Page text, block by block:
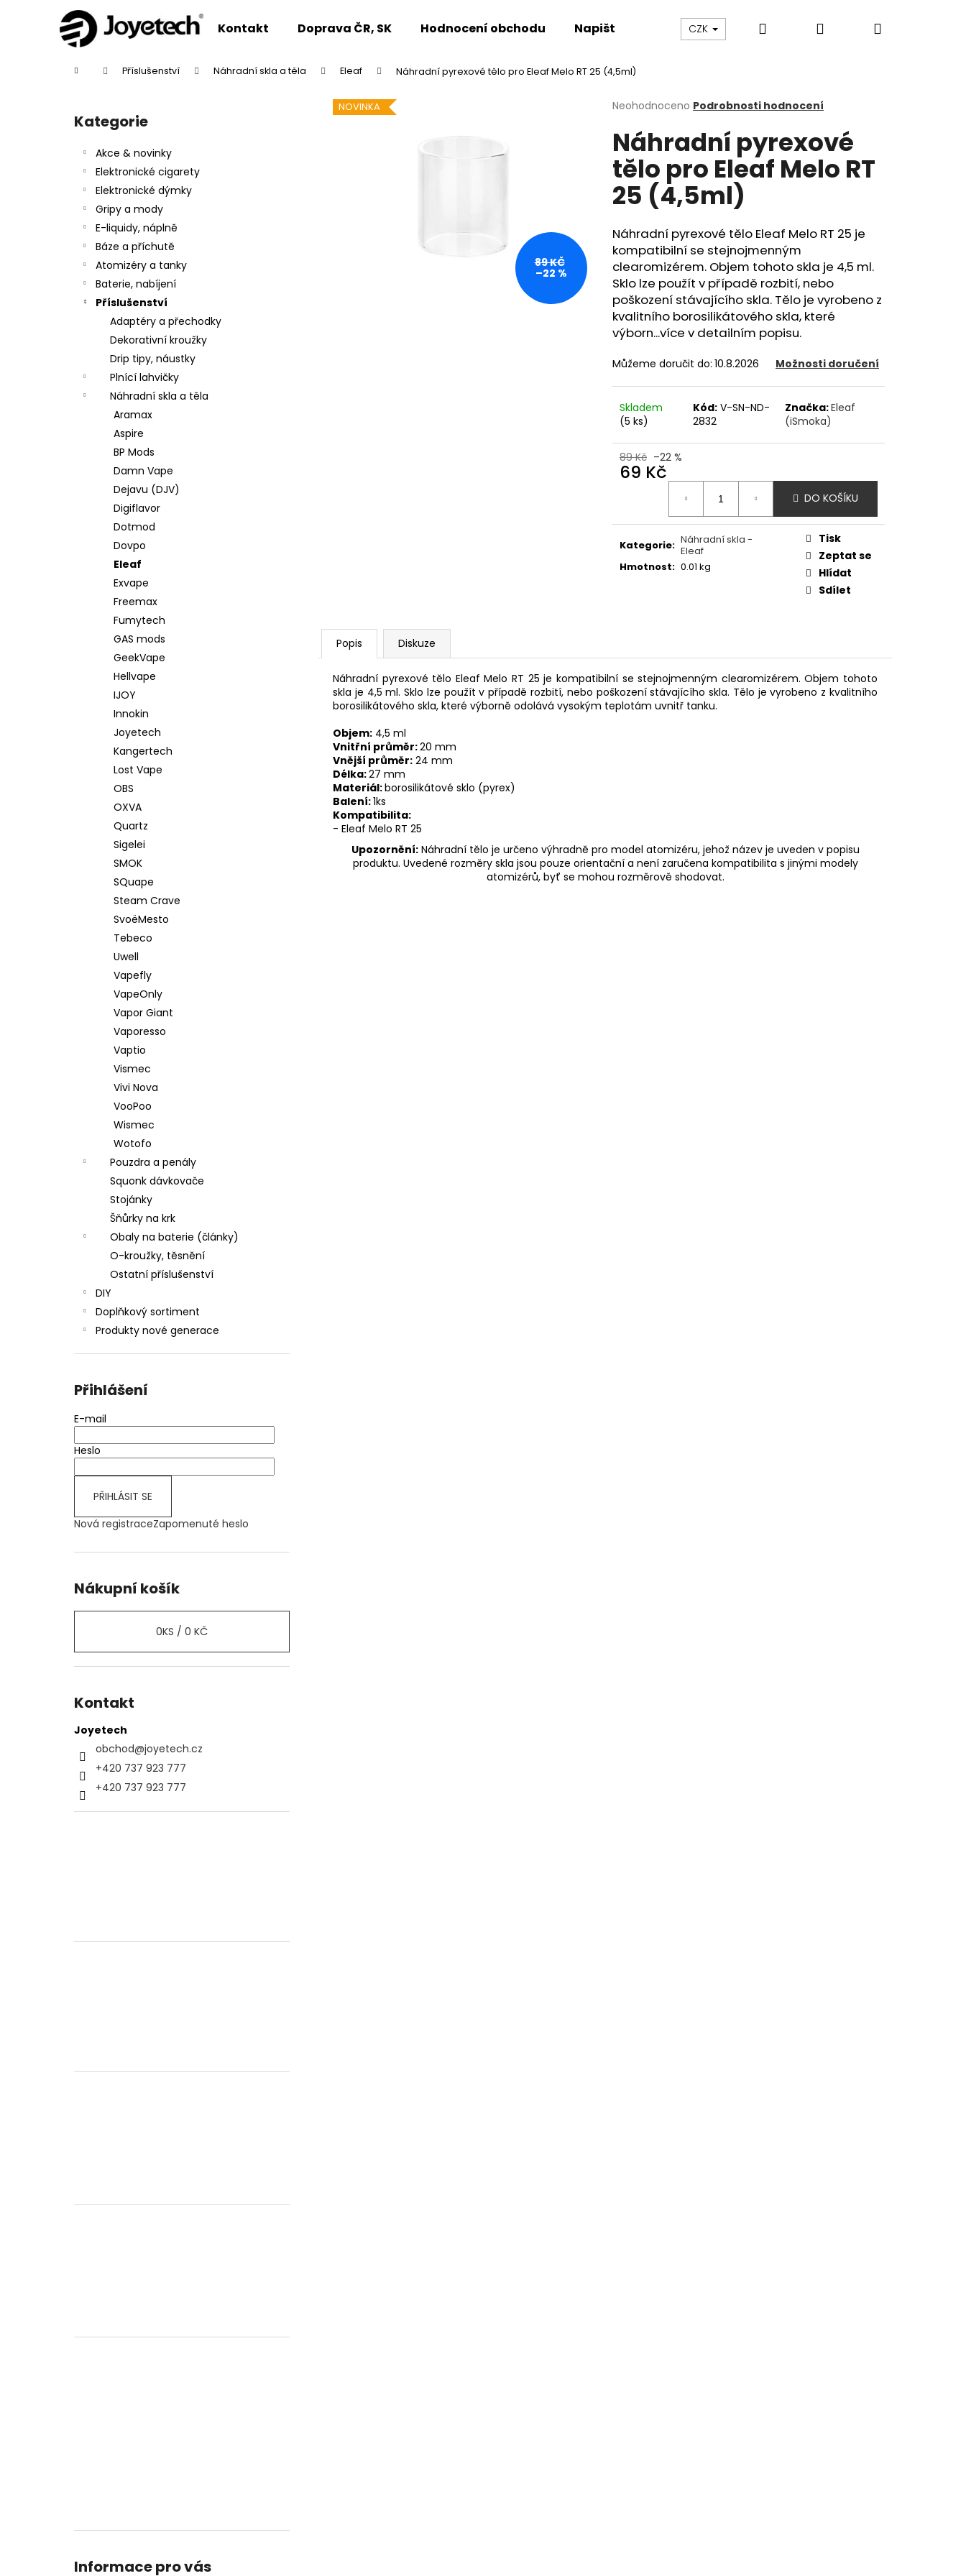
Kontakt Doprava ČR, SK Hodnocení obchodu Napište nám Sledování zásilek Obchodní podmínky
CZK Hledat PřihlášeníNákupní
Domů Příslušenství Náhradní skla a těla Eleaf Náhradní pyrexové tělo pro Eleaf Melo RT 25 (4,5ml)
Přeskočit
kategorie
Kategorie
Akce & novinky
Elektronické cigarety
Elektronické dýmky
Gripy a mody
E-liquidy, náplně
Báze a příchutě
Atomizéry a tanky
Baterie, nabíjení
Příslušenství
Adaptéry a přechodky
Dekorativní kroužky
Drip tipy, náustky
Plnící lahvičky
Náhradní skla a těla
Aramax
Aspire
BP Mods
Damn Vape
Dejavu (DJV)
Digiflavor
Dotmod
Dovpo
Eleaf
Exvape
Freemax
Fumytech
GAS mods
GeekVape
Hellvape
IJOY
Innokin
Joyetech
Kangertech
Lost Vape
OBS
OXVA
Quartz
Sigelei
SMOK
SQuape
Steam Crave
SvoëMesto
Tebeco
Uwell
Vapefly
VapeOnly
Vapor Giant
Vaporesso
Vaptio
Vismec
Vivi Nova
VooPoo
Wismec
Wotofo
Pouzdra a penály
Squonk dávkovače
Stojánky
Šňůrky na krk
Obaly na baterie (články)
O-kroužky, těsnění
Ostatní příslušenství
DIY
Doplňkový sortiment
Produkty nové generace
Přihlášení
E-mail
Heslo
PŘIHLÁSIT SE
Nová registraceZapomenuté heslo
Nákupní košík
0KS / 0 KČ
Kontakt
Joyetech
obchod@joyetech.cz
+420 737 923 777
+420 737 923 777
Informace pro vás
Průměrné
produktu
je
0,0
z
5
hvězdiček.
Neohodnoceno Podrobnosti hodnocení
Náhradní pyrexové
tělo pro Eleaf Melo RT
25 (4,5ml)
Náhradní pyrexové tělo Eleaf Melo RT 25 je
kompatibilní se stejnojmenným
clearomizérem. Objem tohoto skla je 4,5 ml.
Sklo lze použít v případě rozbití, nebo
poškození stávajícího skla. Tělo je vyrobeno z
kvalitního borosilikátového skla, které
výborn...více v detailním popisu.
Můžeme doručit do: 10.8.2026 Možnosti doručení
Skladem
(5 ks)
Kód: V-SN-ND-
2832
Značka:Eleaf
(iSmoka)
89 Kč –22 %
69 Kč
DO KOŠÍKU
Kategorie: Náhradní skla -
Eleaf
Hmotnost: 0.01 kg
Tisk
Zeptat se
Hlídat
Sdílet
NOVINKA
89 KČ
–22 %
Popis Diskuze
Náhradní pyrexové tělo Eleaf Melo RT 25 je kompatibilní se stejnojmenným clearomizérem. Objem tohoto
skla je 4,5 ml. Sklo lze použít v případě rozbití, nebo poškození stávajícího skla. Tělo je vyrobeno z kvalitního
borosilikátového skla, které výborně odolává vysokým teplotám uvnitř tanku.
Objem: 4,5 ml
Vnitřní průměr:20 mm
Vnější průměr: 24 mm
Délka:27 mm
Materiál:borosilikátové sklo (pyrex)
Balení:1ks
Kompatibilita:
- Eleaf Melo RT 25
Upozornění:Náhradní tělo je určeno výhradně pro model atomizéru, jehož název je uveden v popisu
produktu. Uvedené rozměry skla jsou pouze orientační a není zaručena kompatibilita s jinými modely
atomizérů, byť se mohou rozměrově shodovat.
Zpět
Zpět
Co potřebujete najít?
Následující
JOYETECH BF SS316 ATOMIZER 0,6OHM
57 Kč
ELF BAR ELFA POD - PŘEDNAPLNĚNÁ
CARTRIDGE - WATERMELON - 20MG -